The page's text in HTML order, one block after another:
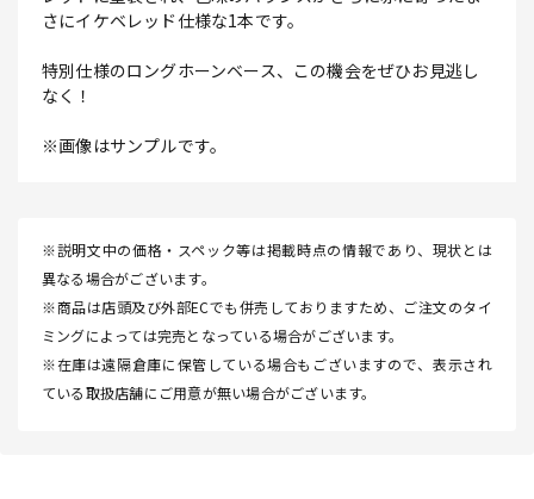
さにイケベレッド仕様な1本です。
特別仕様のロングホーンベース、この機会をぜひお見逃し
なく！
※画像はサンプルです。
※説明文中の価格・スペック等は掲載時点の情報であり、現状とは
異なる場合がございます。
※商品は店頭及び外部ECでも併売しておりますため、ご注文のタイ
ミングによっては完売となっている場合がございます。
※在庫は遠隔倉庫に保管している場合もございますので、表示され
ている取扱店舗にご用意が無い場合がございます。